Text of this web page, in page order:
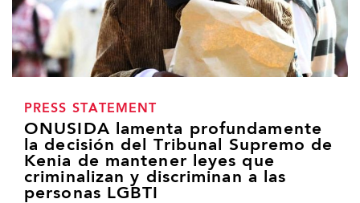
PRESS STATEMENT
ONUSIDA lamenta profundamente
la decisión del Tribunal Supremo de
Kenia de mantener leyes que
criminalizan y discriminan a las
personas LGBTI